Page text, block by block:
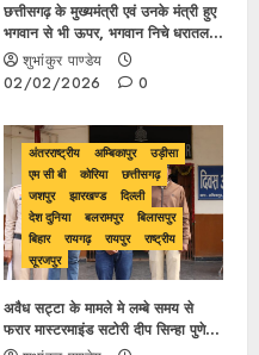
छत्तीसगढ़ के मुख्यमंत्री एवं उनके मंत्री हुए
भगवान से भी ऊपर, भगवान निचे धरातल में
विराजमान मुख्यमंत्री एवं मंत्री सोफे में बैठ
करते रहे पूजन….
शुभांकुर पाण्डेय
02/02/2026
0
अंतरराष्ट्रीय अम्बिकापुर
उड़ीसा
एम सी बी
कोरिया
छत्तीसगढ़
जशपुर
झारखण्ड
दिल्ली
देश दुनिया
बलरामपुर
बिलासपुर
बिहार
रायगढ़ रायपुर
राष्ट्रीय
सूरजपुर
अवैध सट्टा के मामले मे लम्बे समय से
फरार मास्टरमाइंड सटोरी दीप सिन्हा पुणे